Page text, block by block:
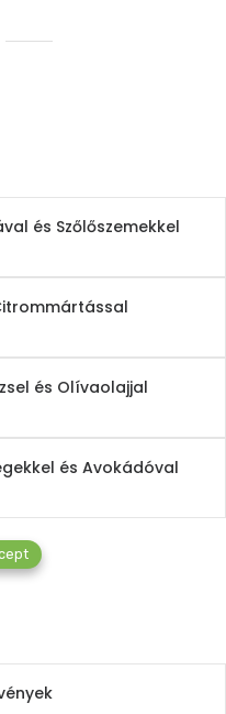
és Szőlőszemekkel
és Olívaolajjal
és Avokádóval